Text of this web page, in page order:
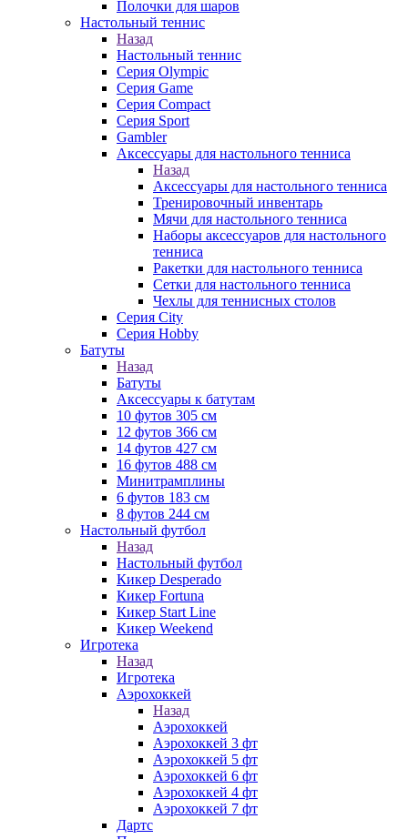
Полочки для шаров
Настольный теннис
Назад
Настольный теннис
Серия Olympic
Серия Game
Серия Compact
Серия Sport
Gambler
Аксессуары для настольного тенниса
Назад
Аксессуары для настольного тенниса
Тренировочный инвентарь
Мячи для настольного тенниса
Наборы аксессуаров для настольного
тенниса
Ракетки для настольного тенниса
Сетки для настольного тенниса
Чехлы для теннисных столов
Серия City
Серия Hobby
Батуты
Назад
Батуты
Аксессуары к батутам
10 футов 305 см
12 футов 366 см
14 футов 427 см
16 футов 488 см
Минитрамплины
6 футов 183 см
8 футов 244 см
Настольный футбол
Назад
Настольный футбол
Кикер Desperado
Кикер Fortuna
Кикер Start Line
Кикер Weekend
Игротека
Назад
Игротека
Аэрохоккей
Назад
Аэрохоккей
Аэрохоккей 3 фт
Аэрохоккей 5 фт
Аэрохоккей 6 фт
Аэрохоккей 4 фт
Аэрохоккей 7 фт
Дартс